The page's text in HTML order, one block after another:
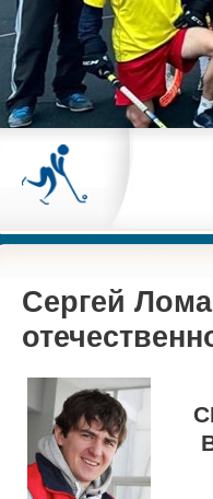
Сергей